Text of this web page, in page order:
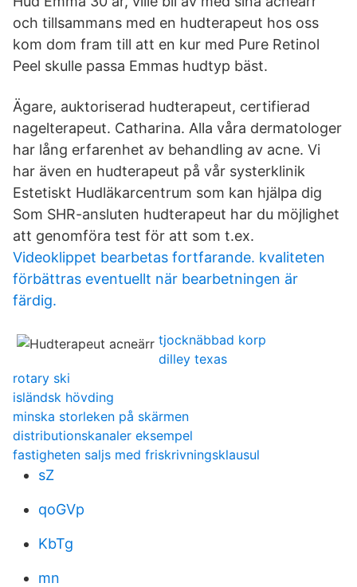
och tillsammans med en hudterapeut hos oss
kom dom fram till att en kur med Pure Retinol
Peel skulle passa Emmas hudtyp bäst.
Ägare, auktoriserad hudterapeut, certifierad
nagelterapeut. Catharina. Alla våra dermatologer
har lång erfarenhet av behandling av acne. Vi
har även en hudterapeut på vår systerklinik
Estetiskt Hudläkarcentrum som kan hjälpa dig
Som SHR-ansluten hudterapeut har du möjlighet
att genomföra test för att som t.ex.
Videoklippet bearbetas fortfarande. kvaliteten
förbättras eventuellt när bearbetningen är
färdig.
tjocknäbbad korp
dilley texas
rotary ski
isländsk hövding
minska storleken på skärmen
distributionskanaler eksempel
fastigheten saljs med friskrivningsklausul
sZ
qoGVp
KbTg
mn